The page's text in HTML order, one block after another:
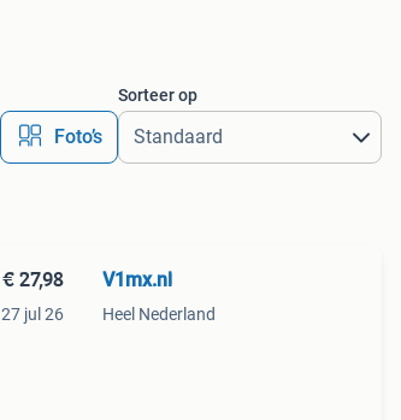
Foto’s
Sorteer op
€ 27,98
27 jul 26
V1mx.nl
Heel Nederland